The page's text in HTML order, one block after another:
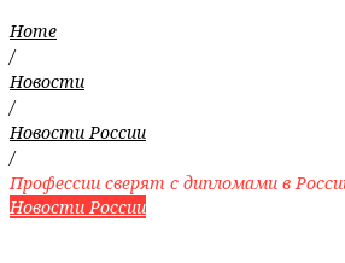
Home
/
Новости
/
Новости России
/
Профессии сверят с дипломами в
Новости России